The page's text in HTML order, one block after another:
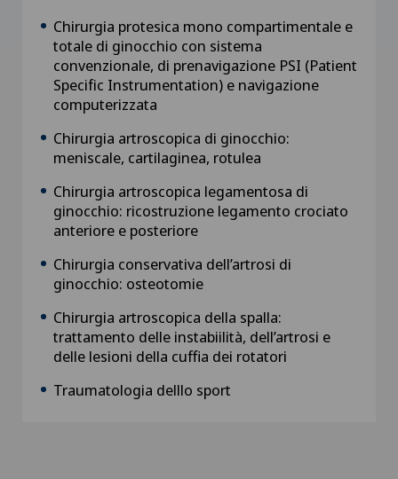
Chirurgia protesica mono compartimentale e
totale di ginocchio con sistema
convenzionale, di prenavigazione PSI (Patient
Specific Instrumentation) e navigazione
computerizzata
Chirurgia artroscopica di ginocchio:
meniscale, cartilaginea, rotulea
Chirurgia artroscopica legamentosa di
ginocchio: ricostruzione legamento crociato
anteriore e posteriore
Chirurgia conservativa dell’artrosi di
ginocchio: osteotomie
Chirurgia artroscopica della spalla:
trattamento delle instabiilità, dell’artrosi e
delle lesioni della cuffia dei rotatori
Traumatologia delllo sport